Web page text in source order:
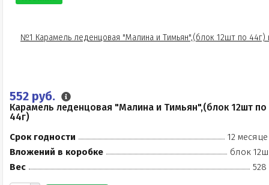
552 руб.
Карамель леденцовая "Малина и Тимьян",(блок 12шт по
44г)
Срок годности
12
Вложений в коробке
блок
Вес
528